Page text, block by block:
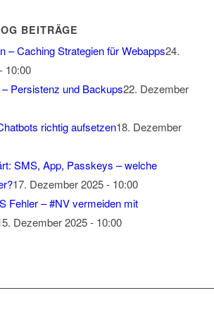
BEITRÄGE
– Caching Strategien für Webapps24.
10:00
Persistenz und Backups22. Dezember
richtig aufsetzen18. Dezember
SMS, App, Passkeys – welche
17. Dezember 2025 - 10:00
Fehler – #NV vermeiden mit
Dezember 2025 - 10:00